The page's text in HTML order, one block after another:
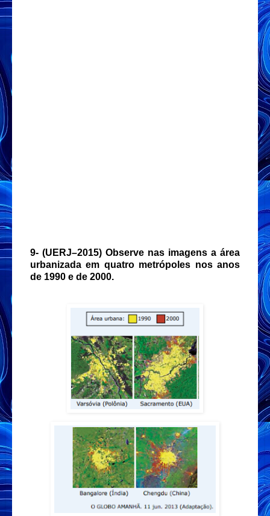
9- (UERJ–2015) Observe nas imagens a área
urbanizada em quatro metrópoles nos anos
de 1990 e de 2000.